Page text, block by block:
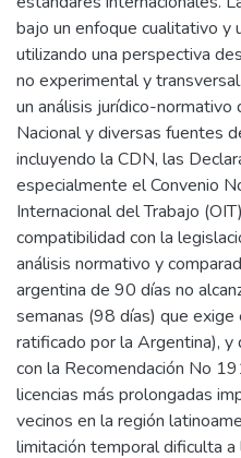
bajo un enfoque cualitativo y
utilizando una perspectiva
no experimental y
un análisis jurídico-normativo
Nacional y diversas fuentes
incluyendo la CDN, las
especialmente el Convenio
Internacional del Trabajo
compatibilidad con la
análisis normativo y
argentina de 90 días no
semanas (98 días) que
ratificado por la Argentina),
con la Recomendación No
licencias más prolongadas
vecinos en la región
limitación temporal dificulta